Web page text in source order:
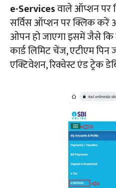
e-Servicesवाले ऑप्शन पर
सर्विस ऑप्शन पर क्लिक करें
ओपन हो जाएगा इसमें जैसे कि
कार्ड लिमिट चेंज, एटीएम पिन
एक्टिवेशन, रिक्वेस्ट एंड ट्रेक